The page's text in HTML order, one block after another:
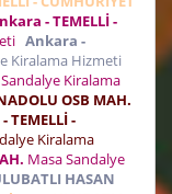
- TEMELLİ -
Ankara -
Kiralama Hizmeti
Kiralama
OSB MAH.
TEMELLİ -
Kiralama
Masa Sandalye
HASAN